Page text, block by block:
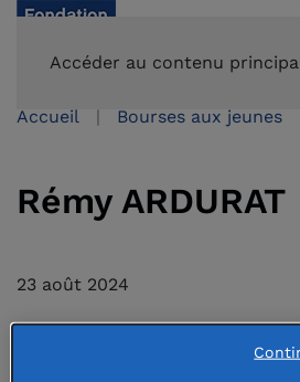
Accéder au contenu
Accueil Bourses aux jeunes
Rémy ARDURAT
23 août 2024